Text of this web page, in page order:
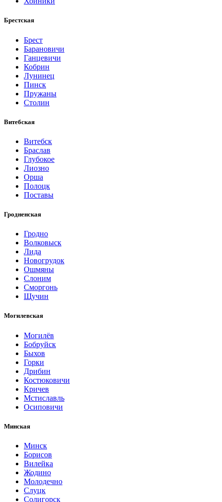
Брестская
Брест
Барановичи
Ганцевичи
Кобрин
Лунинец
Пинск
Пружаны
Столин
Витебская
Витебск
Браслав
Глубокое
Лиозно
Орша
Полоцк
Поставы
Гродненская
Гродно
Волковыск
Лида
Новогрудок
Ошмяны
Слоним
Сморгонь
Щучин
Могилевская
Могилёв
Бобруйск
Быхов
Горки
Дрибин
Костюковичи
Кричев
Мстиславль
Осиповичи
Минская
Минск
Борисов
Вилейка
Жодино
Молодечно
Слуцк
Солигорск